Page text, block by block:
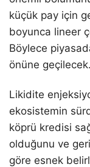
küçük pay için
boyunca lineer
Böylece
önüne geçilecek.
Likidite
ekosistemin
köprü kredisi
olduğunu ve
göre esnek